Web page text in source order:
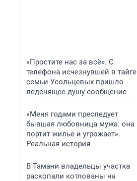
«Простите нас за всё». С
телефона исчезнувшей в тайге
семьи Усольцевых пришло
леденящее душу сообщение
«Меня годами преследует
бывшая любовница мужа: она
портит жилье и угрожает».
Реальная история
В Тамани владельцы участка
раскопали котлованы на